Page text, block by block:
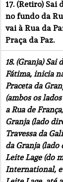
17. (Retiro) Sai
no fundo da
vai à Rua da
Praça da Paz.
18. (Granja) Sai
Fátima, inicia
Praceta da
(ambos os
a Rua de
Granja (lado
Travessa da
da Granja
Leite Lage (do
International,